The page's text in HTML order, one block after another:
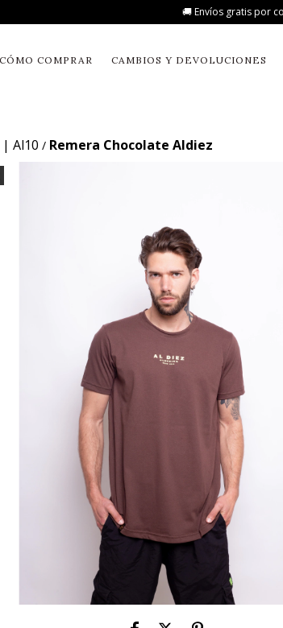
🚚 Envíos gratis por
CÓMO COMPRAR CAMBIOS Y DEVOLUCIONES
| Al10 / Remera Chocolate Aldiez